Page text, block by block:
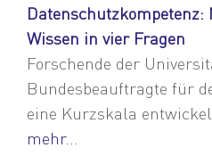
Wissen in vier Fragen
Forschende der
Bundesbeauftragte für
eine Kurzskala
mehr...